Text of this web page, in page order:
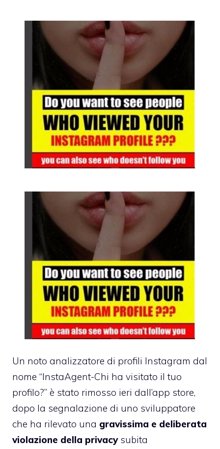
Un noto analizzatore di profili Instagram dal
nome “InstaAgent-Chi ha visitato il tuo
profilo?” è stato rimosso ieri dall’app store,
dopo la segnalazione di uno sviluppatore
che ha rilevato una gravissima e deliberata
violazione della privacysubita